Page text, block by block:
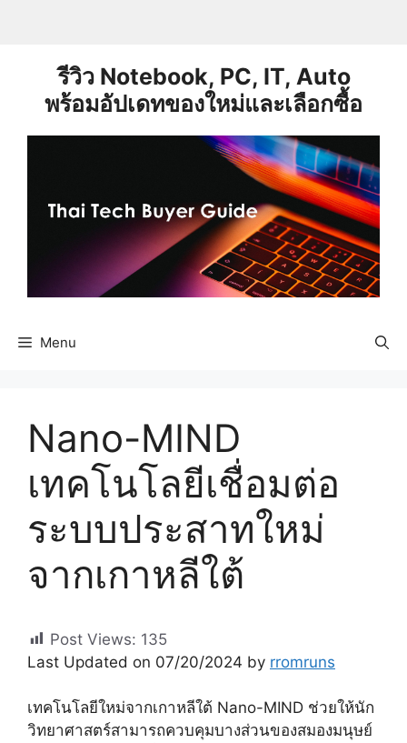
รีวิว Notebook, PC, IT, Auto
พร้อมอัปเดทของใหม่และเลือกซื้อ
Menu
Nano-MIND
เทคโนโลยีเชื่อมต่อ
ระบบประสาทใหม่
จากเกาหลีใต้
Post Views: 135
Last Updated on 07/20/2024 by rromruns
เทคโนโลยีใหม่จากเกาหลีใต้ Nano-MIND ช่วยให้นัก
วิทยาศาสตร์สามารถควบคุมบางส่วนของสมองมนุษย์